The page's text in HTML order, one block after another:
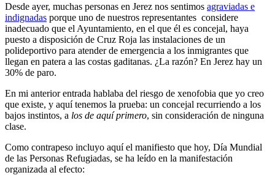
Desde ayer, muchas personas en Jerez nos sentimos agraviadas e
indignadas porque uno de nuestros representantes considere
inadecuado que el Ayuntamiento, en el que él es concejal, haya
puesto a disposición de Cruz Roja las instalaciones de un
polideportivo para atender de emergencia a los inmigrantes que
llegan en patera a las costas gaditanas. ¿La razón? En Jerez hay un
30% de paro.
En mi anterior entrada hablaba del riesgo de xenofobia que yo creo
que existe, y aquí tenemos la prueba: un concejal recurriendo a los
bajos instintos, a los de aquí primero, sin consideración de ninguna
clase.
Como contrapeso incluyo aquí el manifiesto que hoy, Día Mundial
de las Personas Refugiadas, se ha leído en la manifestación
organizada al efecto: